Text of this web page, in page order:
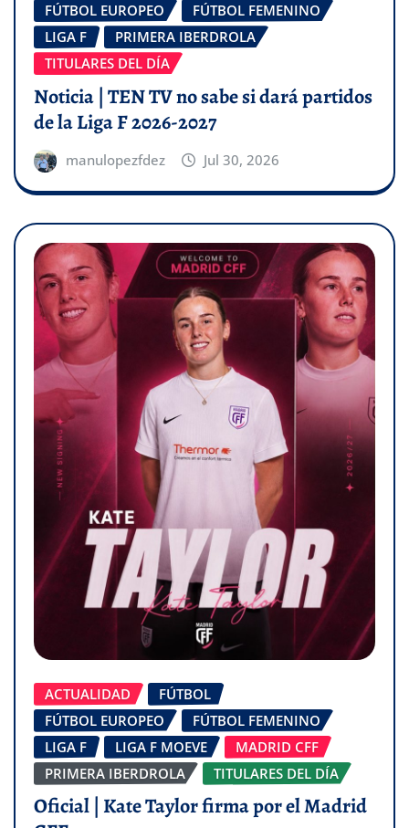
FÚTBOL EUROPEO
FÚTBOL FEMENINO
LIGA F
PRIMERA IBERDROLA
TITULARES DEL DÍA
Noticia | TEN TV no sabe si dará partidos
de la Liga F 2026-2027
manulopezfdez Jul 30, 2026
ACTUALIDAD
FÚTBOL
FÚTBOL EUROPEO
FÚTBOL FEMENINO
LIGA F
LIGA F MOEVE
MADRID CFF
PRIMERA IBERDROLA
TITULARES DEL DÍA
Oficial | Kate Taylor firma por el Madrid